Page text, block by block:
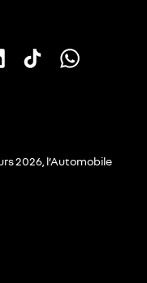
2026, l’Automobile